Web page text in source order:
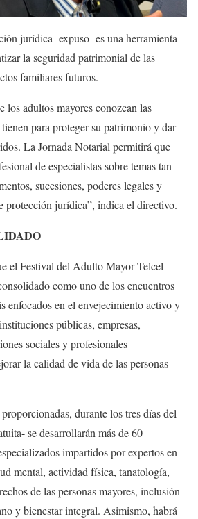
jurídica -expuso- es una herramienta
la seguridad patrimonial de las
familiares futuros.
los adultos mayores conozcan las
para proteger su patrimonio y dar
La Jornada Notarial permitirá que
de especialistas sobre temas tan
sucesiones, poderes legales y
protección jurídica”, indica el directivo.
el Festival del Adulto Mayor Telcel
como uno de los encuentros
enfocados en el envejecimiento activo y
públicas, empresas,
sociales y profesionales
la calidad de vida de las personas
durante los tres días del
se desarrollarán más de 60
impartidos por expertos en
mental, actividad física, tanatología,
de las personas mayores, inclusión
y bienestar integral. Asimismo, habrá